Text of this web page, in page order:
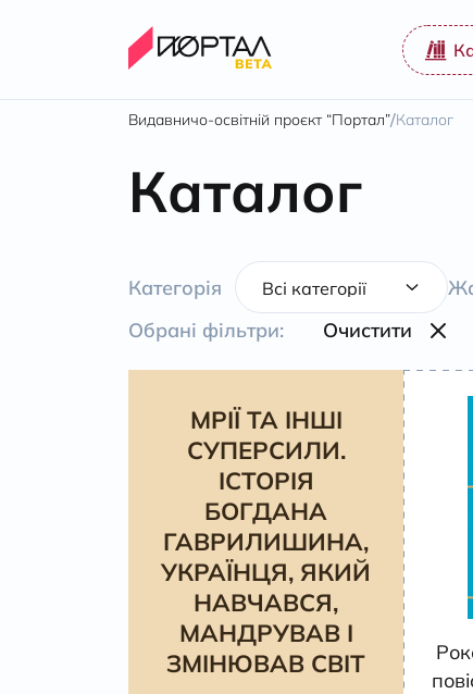
Видавничо-освітній проєкт “Портал”/Каталог
Каталог
Категорія
Обрані фільтри:
Очистити
МРІЇ ТА ІНШІ
СУПЕРСИЛИ.
ІСТОРІЯ
БОГДАНА
ГАВРИЛИШИНА,
УКРАЇНЦЯ, ЯКИЙ
НАВЧАВСЯ,
МАНДРУВАВ І
ЗМІНЮВАВ СВІТ